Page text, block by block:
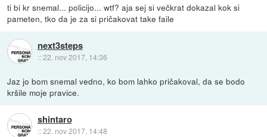
ti bi kr snemal... policijo... wtf? aja sej si večkrat dokazal kok si
pameten, tko da je za si pričakovat take faile
next3steps
::22. nov 2017, 14:36
Jaz jo bom snemal vedno, ko bom lahko pričakoval, da se bodo
kršile moje pravice.
shintaro
::22. nov 2017, 14:48